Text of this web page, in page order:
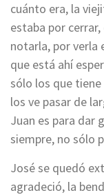
cuánto era, la
estaba por
notarla, por verla
que está ahí
sólo los que tiene
los ve pasar de
Juan es para dar
siempre, no sólo
José se quedó
agradeció, la